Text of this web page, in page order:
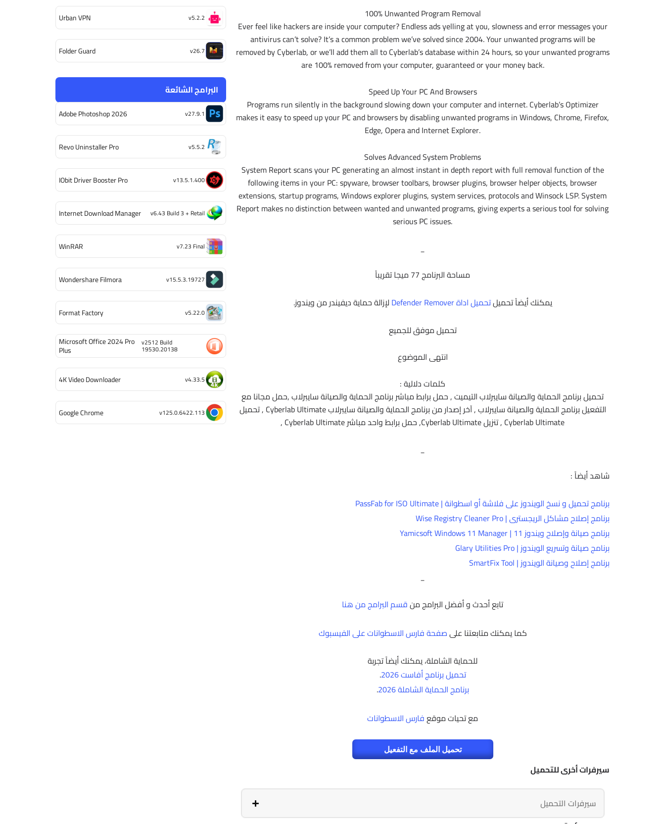
Urban VPN v5.2.2
Folder Guard v26.7
البرامج الشائعة
Adobe Photoshop 2026 v27.9.1
Revo Uninstaller Pro v5.5.2
IObit Driver Booster Pro v13.5.1.400
Internet Download Manager v6.43 Build 3 + Retail
WinRAR v7.23 Final
Wondershare Filmora v15.5.3.19727
Format Factory v5.22.0
Microsoft Office 2024 Pro
Plus
v2512 Build
19530.20138
4K Video Downloader v4.33.5
Google Chrome v125.0.6422.113
100% Unwanted Program Removal
Ever feel like hackers are inside your computer? Endless ads yelling at you, slowness and error messages your
antivirus can’t solve? It’s a common problem we’ve solved since 2004. Your unwanted programs will be
removed by Cyberlab, or we’ll add them all to Cyberlab’s database within 24 hours, so your unwanted programs
are 100% removed from your computer, guaranteed or your money back.
Speed Up Your PC And Browsers
Programs run silently in the background slowing down your computer and internet. Cyberlab’s Optimizer
makes it easy to speed up your PC and browsers by disabling unwanted programs in Windows, Chrome, Firefox,
Edge, Opera and Internet Explorer.
Solves Advanced System Problems
System Report scans your PC generating an almost instant in depth report with full removal function of the
following items in your PC: spyware, browser toolbars, browser plugins, browser helper objects, browser
extensions, startup programs, Windows explorer plugins, system services, protocols and Winsock LSP. System
Report makes no distinction between wanted and unwanted programs, giving experts a serious tool for solving
serious PC issues.
_
مساحة البرنامج 77 ميجا تقريباً
يمكنك أيضاً تحميلتحميل اداة Defender Remover
لإزالة حماية ديفيندر من ويندوز.
تحميل موفق للجميع
انتهى الموضوع
كلمات دلالية :
تحميل برنامج الحماية والصيانة سايبرلاب التيميت , حمل برابط مباشر برنامج الحماية والصيانة سايبرلاب ,حمل مجانا مع
التفعيل برنامج الحماية والصيانة سايبرلاب , آخر إصدار من برنامج الحماية والصيانة سايبرلاب Cyberlab Ultimate , تحميل
Cyberlab Ultimate , تنزيل Cyberlab Ultimate, حمل برابط واحد مباشر Cyberlab Ultimate ,
_
شاهد أيضاً :
برنامج تحميل و نسخ الويندوز على فلاشة أو اسطوانة | PassFab for ISO Ultimate
برنامج إصلاح مشاكل الريجسترى | Wise Registry Cleaner Pro
برنامج صيانة وإصلاح ويندوز 11 | Yamicsoft Windows 11 Manager
برنامج صيانة وتسريع الويندوز | Glary Utilities Pro
برنامج إصلاح وصيانة الويندوز | SmartFix Tool
_
تابع أحدث و أفضل البرامج منقسم البرامج من هنا
كما يمكنك متابعتنا علىصفحة فارس الاسطوانات على الفيسبوك
للحماية الشاملة، يمكنك أيضاً تجربة
تحميل برنامج أفاست 2026
.
برنامج الحماية الشاملة 2026
.
مع تحيات موقعفارس الاسطوانات
تحميل الملف مع التفعيل
سيرفرات أخرى للتحميل
سيرفرات التحميل